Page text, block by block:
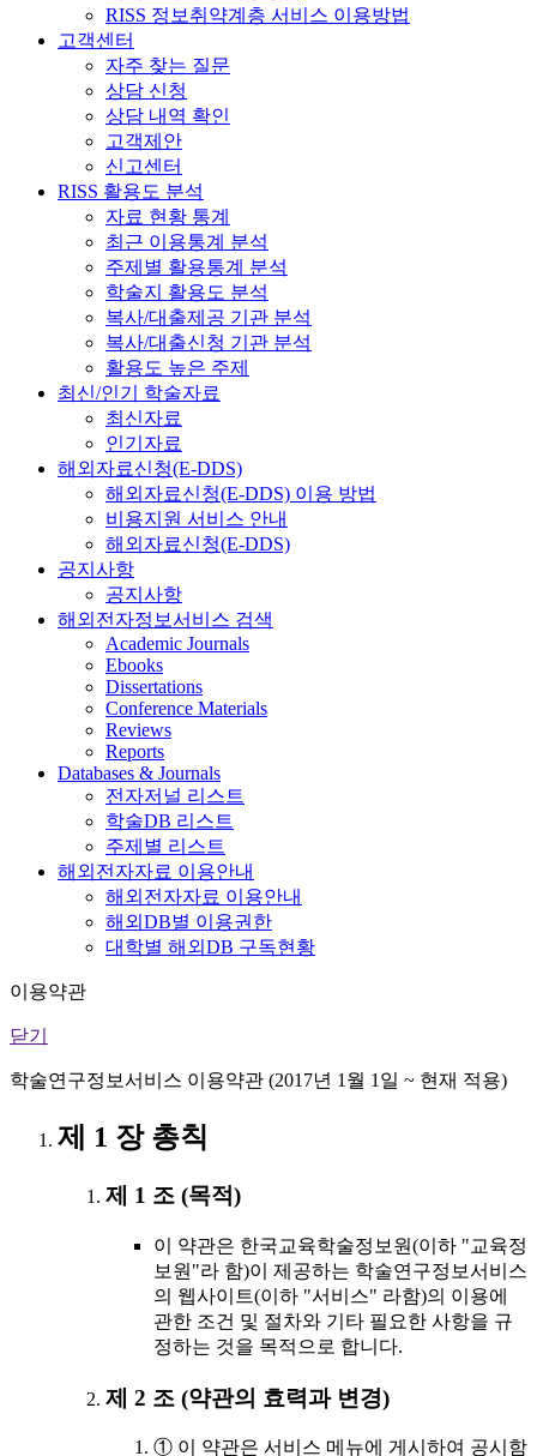
RISS 정보취약계층 서비스 이용방법
고객센터
자주 찾는 질문
상담 신청
상담 내역 확인
고객제안
신고센터
RISS 활용도 분석
자료 현황 통계
최근 이용통계 분석
주제별 활용통계 분석
학술지 활용도 분석
복사/대출제공 기관 분석
복사/대출신청 기관 분석
활용도 높은 주제
최신/인기 학술자료
최신자료
인기자료
해외자료신청(E-DDS)
해외자료신청(E-DDS) 이용 방법
비용지원 서비스 안내
해외자료신청(E-DDS)
공지사항
공지사항
해외전자정보서비스 검색
Academic Journals
Ebooks
Dissertations
Conference Materials
Reviews
Reports
Databases & Journals
전자저널 리스트
학술DB 리스트
주제별 리스트
해외전자자료 이용안내
해외전자자료 이용안내
해외DB별 이용권한
대학별 해외DB 구독현황
이용약관
닫기
학술연구정보서비스 이용약관 (2017년 1월 1일 ~ 현재 적용)
제 1 장 총칙
제 1 조 (목적)
이 약관은 한국교육학술정보원(이하 "교육정
보원"라 함)이 제공하는 학술연구정보서비스
의 웹사이트(이하 "서비스" 라함)의 이용에
관한 조건 및 절차와 기타 필요한 사항을 규
정하는 것을 목적으로 합니다.
제 2 조 (약관의 효력과 변경)
① 이 약관은 서비스 메뉴에 게시하여 공시함